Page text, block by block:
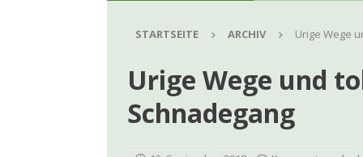
zukunftssichere
[ 8. Juli 2026 ]
[ 22. Juni 2026 ]
STARTSEITE ARCHIV Urige Wege
Urige Wege und
Schnadegang